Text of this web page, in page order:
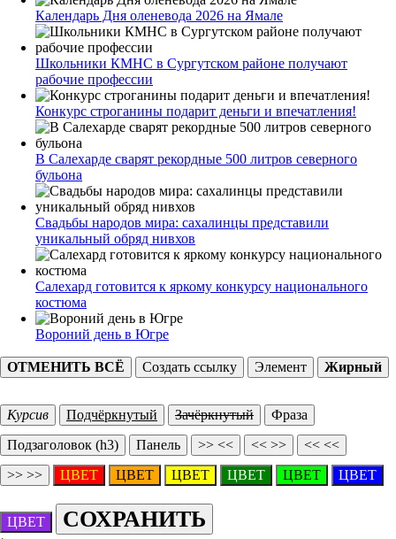
Календарь Дня оленевода 2026 на Ямале
Школьники КМНС в Сургутском районе получают
рабочие профессии
Конкурс строганины подарит деньги и впечатления!
В Салехарде сварят рекордные 500 литров северного
бульона
Свадьбы народов мира: сахалинцы представили
уникальный обряд нивхов
Салехард готовится к яркому конкурсу национального
костюма
Вороний день в Югре
ОТМЕНИТЬ ВСЁ Создать ссылку Элемент Жирный
Курсив Подчёркнутый Зачёркнутый
Фраза
Подзаголовок (h3)
Панель >> << << >>
<< <<
>> >>
ЦВЕТ ЦВЕТ ЦВЕТ ЦВЕТ ЦВЕТ ЦВЕТ
ЦВЕТ СОХРАНИТЬ